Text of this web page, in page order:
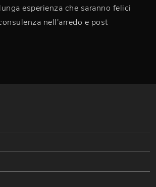
esperienza che saranno felici
nell'arredo e post